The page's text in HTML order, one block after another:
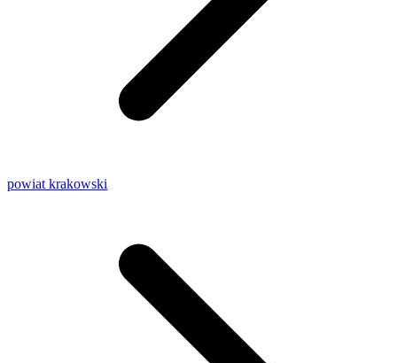
powiat krakowski